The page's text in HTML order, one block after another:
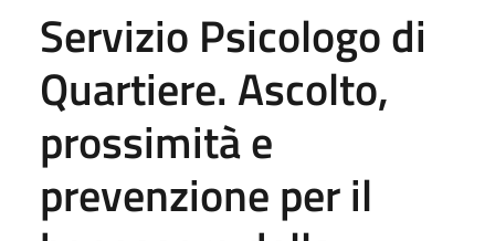
Servizio Psicologo di
Quartiere. Ascolto,
prossimità e
prevenzione per il